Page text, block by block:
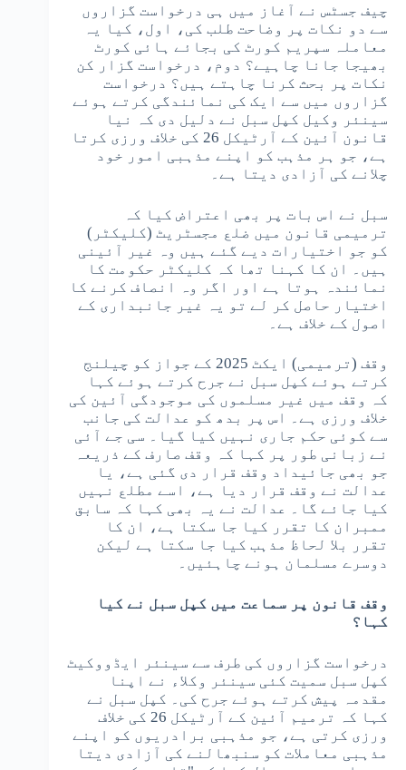
چیف جسٹس نے آغاز میں ہی درخواست گزاروں
سے دو نکات پر وضاحت طلب کی، اول، کیا یہ
معاملہ سپریم کورٹ کی بجائے ہائی کورٹ
بھیجا جانا چاہیے؟ دوم، درخواست گزار کن
نکات پر بحث کرنا چاہتے ہیں؟ درخواست
گزاروں میں سے ایک کی نمائندگی کرتے ہوئے
سینئر وکیل کپل سبل نے دلیل دی کہ نیا
قانون آئین کے آرٹیکل 26 کی خلاف ورزی کرتا
ہے، جو ہر مذہب کو اپنے مذہبی امور خود
چلانے کی آزادی دیتا ہے۔
سبل نے اس بات پر بھی اعتراض کیا کہ
ترمیمی قانون میں ضلع مجسٹریٹ (کلیکٹر)
کو جو اختیارات دیے گئے ہیں وہ غیر آئینی
ہیں۔ ان کا کہنا تھا کہ کلیکٹر حکومت کا
نمائندہ ہوتا ہے اور اگر وہ انصاف کرنے کا
اختیار حاصل کر لے تو یہ غیر جانبداری کے
اصول کے خلاف ہے۔
وقف (ترمیمی) ایکٹ 2025 کے جواز کو چیلنج
کرتے ہوئے کپل سبل نے جرح کرتے ہوئے کہا
کہ وقف میں غیر مسلموں کی موجودگی آئین کی
خلاف ورزی ہے۔ اس پر بدھ کو عدالت کی جانب
سے کوئی حکم جاری نہیں کیا گیا۔ سی جے آئی
نے زبانی طور پر کہا کہ وقف صارف کے ذریعہ
جو بھی جائیداد وقف قرار دی گئی ہے، یا
عدالت نے وقف قرار دیا ہے، اسے مطلع نہیں
کیا جائے گا۔ عدالت نے یہ بھی کہا کہ سابق
ممبران کا تقرر کیا جا سکتا ہے، ان کا
تقرر بلا لحاظ مذہب کیا جا سکتا ہے لیکن
دوسرے مسلمان ہونے چاہئیں۔
وقف قانون پر سماعت میں کپل سبل نے کیا
کہا؟
درخواست گزاروں کی طرف سے سینئر ایڈووکیٹ
کپل سبل سمیت کئی سینئر وکلاء نے اپنا
مقدمہ پیش کرتے ہوئے جرح کی۔ کپل سبل نے
کہا کہ ترمیم آئین کے آرٹیکل 26 کی خلاف
ورزی کرتی ہے، جو مذہبی برادریوں کو اپنے
مذہبی معاملات کو سنبھالنے کی آزادی دیتا